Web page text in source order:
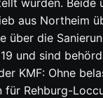
aus Northeim
über die
und sind
KMF: Ohne
für Rehburg-